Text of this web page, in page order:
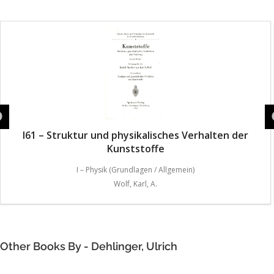
I61 – Struktur und physikalisches Verhalten der
Kunststoffe
I – Physik (Grundlagen / Allgemein)
Wolf, Karl, A.
Other Books By - Dehlinger, Ulrich